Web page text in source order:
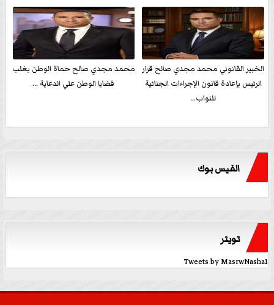
الخبير القانوني محمد مجدي صالح قرار
الرئيس بإعادة قانون الإجراءات الجنائية
للنواب...
محمد مجدي صالح حماة الوطن يغلب
قضايا الوطن علي الدعاية ...
الفيس بوك
تويتر
Tweets by MasrwNasha1